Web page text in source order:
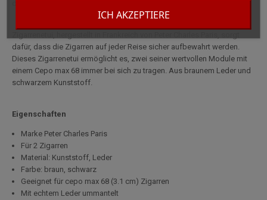
ICH AKZEPTIERE
dafür, dass die Zigarren auf jeder Reise sicher aufbewahrt werden.
Dieses Zigarrenetui ermöglicht es, zwei seiner wertvollen Module mit
einem Cepo max 68 immer bei sich zu tragen. Aus braunem Leder und
schwarzem Kunststoff.
Eigenschaften
Marke Peter Charles Paris
Für 2 Zigarren
Material: Kunststoff, Leder
Farbe: braun, schwarz
Geeignet für cepo max 68 (3.1 cm) Zigarren
Mit echtem Leder ummantelt